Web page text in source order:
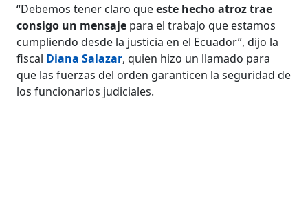
“Debemos tener claro queeste hecho atroz trae
consigo un mensaje para el trabajo que estamos
cumpliendo desde la justicia en el Ecuador”, dijo la
fiscal Diana Salazar, quien hizo un llamado para
que las fuerzas del orden garanticen la seguridad de
los funcionarios judiciales.